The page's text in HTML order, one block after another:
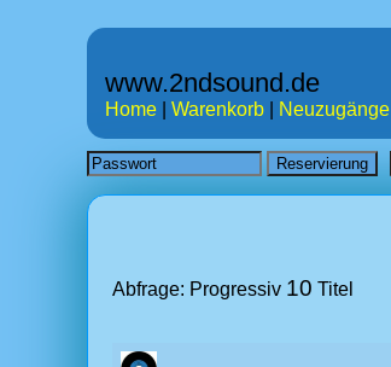
www.2ndsound.de
Home Warenkorb Neuzugänge
Abfrage: Progressiv 10 Titel